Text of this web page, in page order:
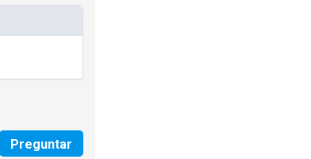
Preguntar